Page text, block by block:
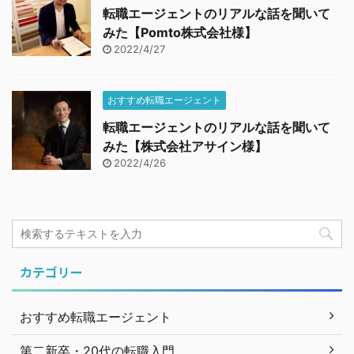
転職エージェントのリアルな話を聞いて
みた【Pomto株式会社様】
2022/4/27
おすすめ転職エージェント
転職エージェントのリアルな話を聞いて
みた【株式会社アサイン様】
2022/4/26
カテゴリー
おすすめ転職エージェント